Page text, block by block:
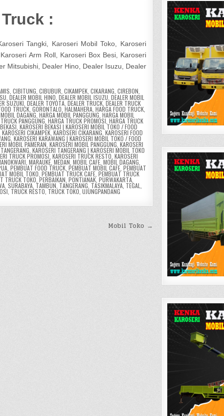
:
Tangki, Karoseri Mobil Toko, Karoseri
Arm Roll, Karoseri Box Besi, Karoseri
Mitsubishi, Dealer Hino, Dealer Isuzu, Dealer
CIBITUNG CIBUBUR CIKAMPEK, CIKARANG CIREBON
,DEALER MOBIL HINO ,DEALER MOBIL ISUZU ,DEALER MOBIL
SUZUKI ,DEALER TOYOTA ,DEALER TRUCK ,DEALER TRUCK
TRUCK, GORONTALO HALMAHERA, HARGA FOOD TRUCK,
DAGANG ,HARGA MOBIL PANGGUNG ,HARGA MOBIL
PANGGUNG HARGA TRUCK PROMOSI HARGA TRUCK
,KAROSERI BEKASI | KAROSERI MOBIL TOKO / FOOD
,KAROSERI CIKAMPEK ,KAROSERI CIKARANG ,KAROSERI FOOD
KAROSERI KARAWANG | KAROSERI MOBIL TOKO / FOOD
MOBIL PAMERAN ,KAROSERI MOBIL PANGGUNG ,KAROSERI
KAROSERI TANGERANG | KAROSERI MOBIL TOKO
TRUCK PROMOSI ,KAROSERI TRUCK RESTO ,KAROSERI
,MARAUKE ,MEDAN ,MOBIL CAFE ,MOBIL DAGANG
, PEMBUAT FOOD TRUCK, PEMBUAT MOBIL CAFE, PEMBUAT
MOBIL TOKO PEMBUAT TRUCK CAFE, PEMBUAT TRUCK
TRUCK TOKO PERBAIKAN PONTIANAK, PURWAKARTA,
, SURABAYA, TAMBUN TANGERANG TASIKMALAYA, TEGAL
TRUCK RESTO TRUCK TOKO ,UJUNGPANDANG
Mobil Toko →